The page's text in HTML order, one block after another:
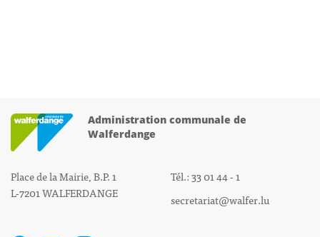
Administration communale de
Walferdange
Place de la Mairie, B.P. 1
L-7201 WALFERDANGE
Tél.: 33 01 44 - 1
secretariat@walfer.lu